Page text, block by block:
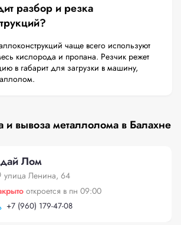
разбор и резка
чаще всего используют
кислорода и пропана. Резчик режет
в габарит для загрузки в машину,
и вывоза металлолома в Балахне
Лом
улица Ленина, 64
откроется в пн 09:00
+7 (960) 179-47-08